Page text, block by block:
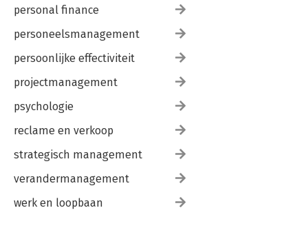
personal finance
personeelsmanagement
persoonlijke effectiviteit
projectmanagement
psychologie
reclame en verkoop
strategisch management
verandermanagement
werk en loopbaan